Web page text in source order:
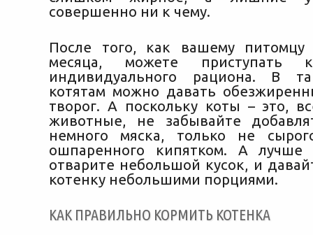
совершенно ни к чему.
После того, как вашему питомцу
месяца, можете приступать к
индивидуального рациона. В
котятам можно давать
творог. А поскольку коты – это,
животные, не забывайте
немного мяска, только не
ошпаренного кипятком. А лучше
отварите небольшой кусок, и
котенку небольшими порциями.
КАК ПРАВИЛЬНО КОРМИТЬ КОТЕНКА